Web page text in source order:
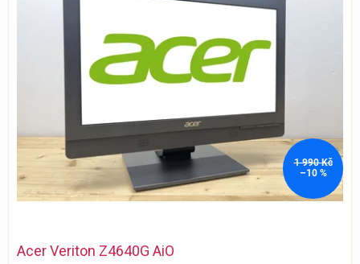
1 990 Kč
–10 %
Acer Veriton Z4640G AiO
produktu